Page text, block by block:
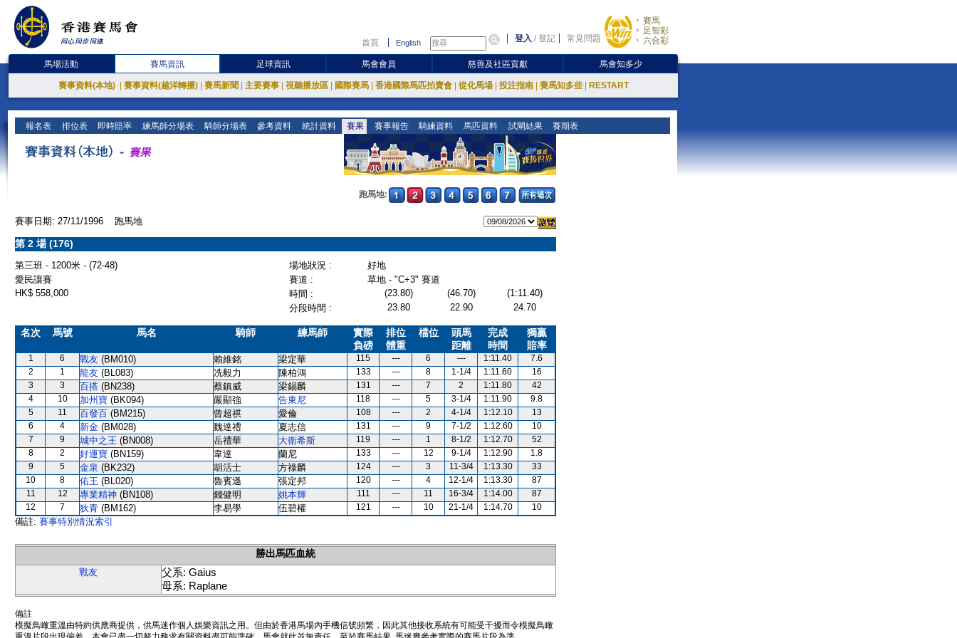
首頁 English 登入 /登記 常見問題
賽馬
足智彩
六合彩
馬場活動 賽馬資訊 足球資訊 馬會會員 慈善及社區貢獻 馬會知多少
賽事資料(本地) 賽事資料(越洋轉播) 賽馬新聞 主要賽事 視聽播放區 國際賽馬 香港國際馬匹拍賣會 從化馬場 投注指南 賽馬知多些 RESTART
報名表 排位表 即時賠率 練馬師分場表 騎師分場表 參考資料 統計資料 賽果 賽事報告 騎練資料 馬匹資料 試閘結果 賽期表
跑馬地:
賽事日期: 27/11/1996 跑馬地
第 2 場 (176)
第三班 - 1200米 - (72-48) 場地狀況 :
好地
愛民讓賽
賽道 :
草地 - "C+3" 賽道
HK$ 558,000
時間 : (23.80) (46.70)
(1:11.40)
分段時間 :
23.80 22.90 24.70
名次 馬號 馬名 騎師 練馬師
實際
負磅
排位
體重
檔位
頭馬
距離
完成
時間
獨贏
賠率
1 6 戰友 (BM010) 賴維銘 梁定華 115 --- 6 --- 1:11.40
7.6
2
1 龍友 (BL083) 冼毅力 陳柏鴻 133 --- 8 1-1/4 1:11.60
16
3
3 百搭 (BN238) 蔡鎮威 梁錫麟 131 --- 7 2 1:11.80
42
4
10 加州寶 (BK094) 嚴顯強 告東尼 118 --- 5 3-1/4 1:11.90
9.8
5
11 百發百 (BM215) 曾超祺 愛倫 108 --- 2 4-1/4 1:12.10
13
6
4 新金 (BM028) 魏達禮 夏志信 131 --- 9 7-1/2 1:12.60
10
7
9 城中之王 (BN008) 岳禮華 大衛希斯 119 --- 1 8-1/2 1:12.70
52
8
2 好運寶 (BN159) 韋達 蘭尼 133 --- 12 9-1/4 1:12.90
1.8
9
5 金泉 (BK232) 胡活士 方祿麟 124 --- 3 11-3/4 1:13.30
33
10
8 佑王 (BL020) 魯賓遜 張定邦 120 --- 4 12-1/4 1:13.30
87
11
12 專業精神 (BN108) 錢健明 姚本輝 111 --- 11 16-3/4 1:14.00
87
12
7 狄青 (BM162) 李易學 伍碧權 121 --- 10 21-1/4 1:14.70 10
備註: 賽事特別情況索引
勝出馬匹血統
戰友
父系: Gaius
母系: Raplane
備註
模擬鳥瞰重溫由特約供應商提供，供馬迷作個人娛樂資訊之用。但由於香港馬場內手機信號頻繁，因此其他接收系統有可能受干擾而令模擬鳥瞰